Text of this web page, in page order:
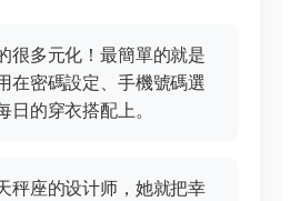
很多元化！最簡單的就是
在密碼設定、手機號碼選
日的穿衣搭配上。
秤座的设计师，她就把幸